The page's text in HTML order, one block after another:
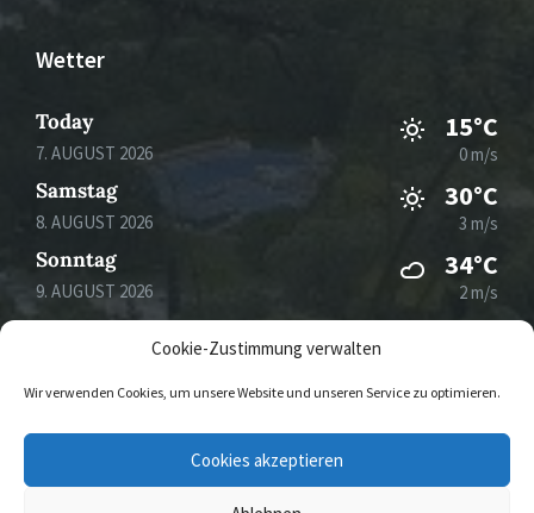
Cookie-Zustimmung verwalten
Wir verwenden Cookies, um unsere Website und unseren Service zu optimieren.
Cookies akzeptieren
Wetter
Today
7. AUGUST 2026
15°C
0 m/s
Samstag
8. AUGUST 2026
30°C
3 m/s
Sonntag
9. AUGUST 2026
34°C
2 m/s
Montag
10. AUGUST 2026